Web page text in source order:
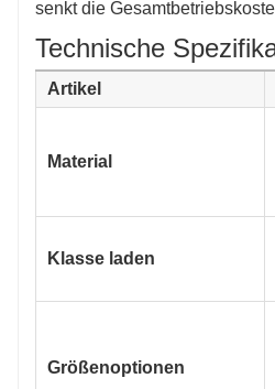
senkt die
Technische
Artikel
Material
Klasse laden
Größenoptionen